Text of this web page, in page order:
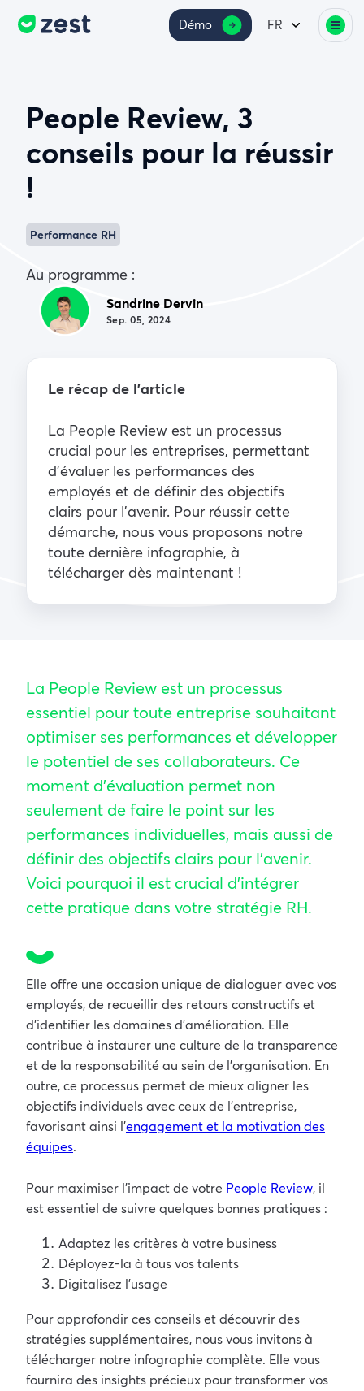
Démo FR
People Review, 3
conseils pour la réussir
!
Performance RH
Au programme :
Sandrine Dervin
Sep. 05, 2024
Le récap de l’article
La People Review est un processus
crucial pour les entreprises, permettant
d’évaluer les performances des
employés et de définir des objectifs
clairs pour l’avenir. Pour réussir cette
démarche, nous vous proposons notre
toute dernière infographie, à
télécharger dès maintenant !
La People Review est un processus
essentiel pour toute entreprise souhaitant
optimiser ses performances et développer
le potentiel de ses collaborateurs. Ce
moment d’évaluation permet non
seulement de faire le point sur les
performances individuelles, mais aussi de
définir des objectifs clairs pour l’avenir.
Voici pourquoi il est crucial d’intégrer
cette pratique dans votre stratégie RH.
Elle offre une occasion unique de dialoguer avec vos
employés, de recueillir des retours constructifs et
d’identifier les domaines d’amélioration. Elle
contribue à instaurer une culture de la transparence
et de la responsabilité au sein de l’organisation. En
outre, ce processus permet de mieux aligner les
objectifs individuels avec ceux de l’entreprise,
favorisant ainsi l’engagement et la motivation des
équipes.
Pour maximiser l’impact de votre People Review, il
est essentiel de suivre quelques bonnes pratiques :
Adaptez les critères à votre business
Déployez-la à tous vos talents
Digitalisez l’usage
Pour approfondir ces conseils et découvrir des
stratégies supplémentaires, nous vous invitons à
télécharger notre infographie complète. Elle vous
fournira des insights précieux pour transformer vos